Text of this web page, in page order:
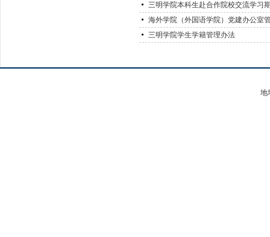
三明学院本科生赴合作院校交流学习
海外学院（外国语学院）党建办公室
三明学院学生学籍管理办法
地